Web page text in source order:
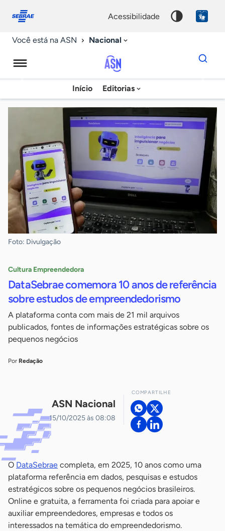
conosco
acessibilidade
Você está na ASN Nacional
Agência
Sebrae
de
Notícias
Início Editorias
Dados
para
chave
Foto: Divulgação
Cultura Empreendedora
DataSebrae comemora 10 anos de referência
sobre estudos de empreendedorismo
A plataforma conta com mais de 21 mil arquivos
publicados, fontes de informações estratégicas sobre os
pequenos negócios
Por Redação
ASN Nacional
15/10/2025 às 08:08
COMPARTILHE
O DataSebrae completa, em 2025, 10 anos como uma
plataforma referência em dados, pesquisas e estudos
estratégicos sobre os pequenos negócios brasileiros.
Online e gratuita, a ferramenta foi criada para apoiar e
auxiliar empreendedores, empresas e todos os
interessados na temática do empreendedorismo.